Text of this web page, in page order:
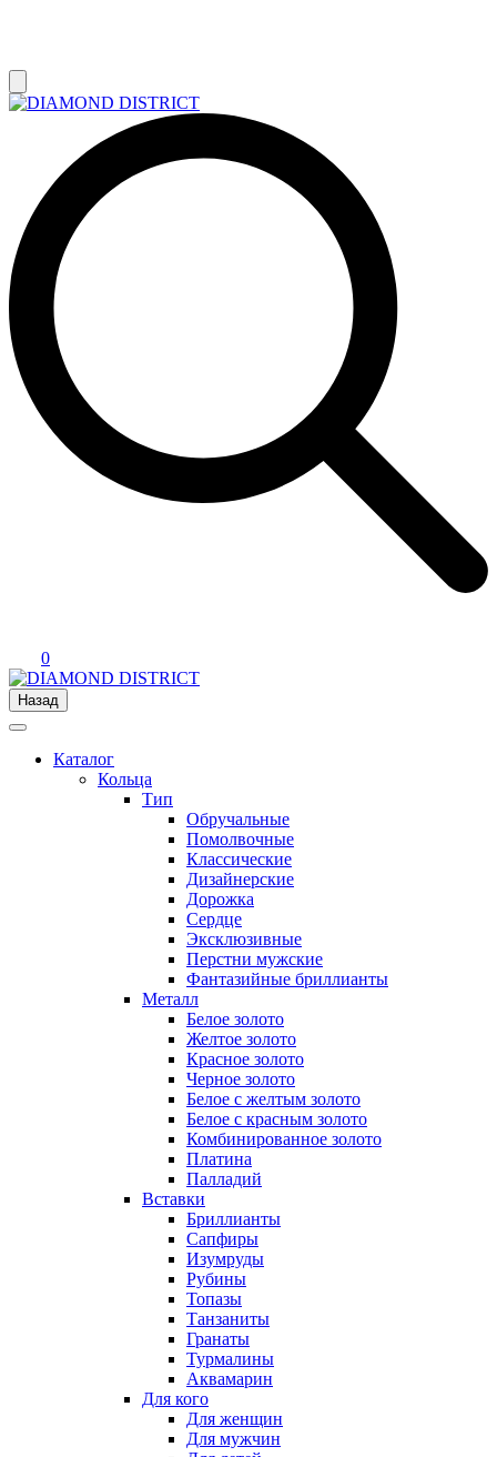
0
Назад
Каталог
Кольца
Тип
Обручальные
Помолвочные
Классические
Дизайнерские
Дорожка
Сердце
Эксклюзивные
Перстни мужские
Фантазийные бриллианты
Металл
Белое золото
Желтое золото
Красное золото
Черное золото
Белое с желтым золото
Белое с красным золото
Комбинированное золото
Платина
Палладий
Вставки
Бриллианты
Сапфиры
Изумруды
Рубины
Топазы
Танзаниты
Гранаты
Турмалины
Аквамарин
Для кого
Для женщин
Для мужчин